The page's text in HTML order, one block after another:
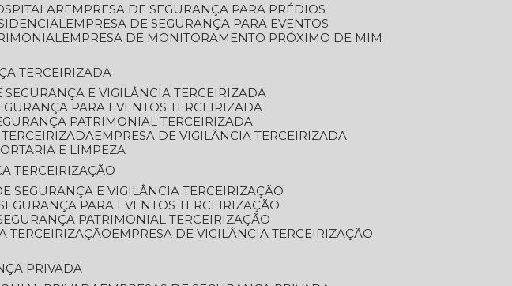
EMPRESA DE SEGURANÇA PARA PRÉDIOS
EMPRESA DE SEGURANÇA PARA EVENTOS
EMPRESA DE MONITORAMENTO PRÓXIMO DE MIM
TERCEIRIZADA
SEGURANÇA E VIGILÂNCIA TERCEIRIZADA
PARA EVENTOS TERCEIRIZADA
PATRIMONIAL TERCEIRIZADA
TERCEIRIZADA
EMPRESA DE VIGILÂNCIA TERCEIRIZADA
E LIMPEZA
TERCEIRIZAÇÃO
SEGURANÇA E VIGILÂNCIA TERCEIRIZAÇÃO
PARA EVENTOS TERCEIRIZAÇÃO
PATRIMONIAL TERCEIRIZAÇÃO
TERCEIRIZAÇÃO
EMPRESA DE VIGILÂNCIA TERCEIRIZAÇÃO
PRIVADA